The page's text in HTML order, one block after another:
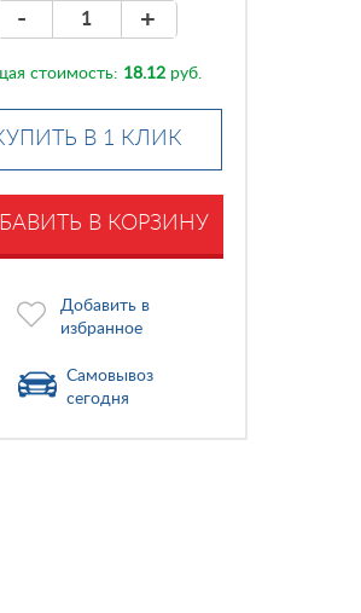
- +
стоимость: 18.12 руб.
В 1 КЛИК
В КОРЗИНУ
Добавить в
избранное
Самовывоз
сегодня